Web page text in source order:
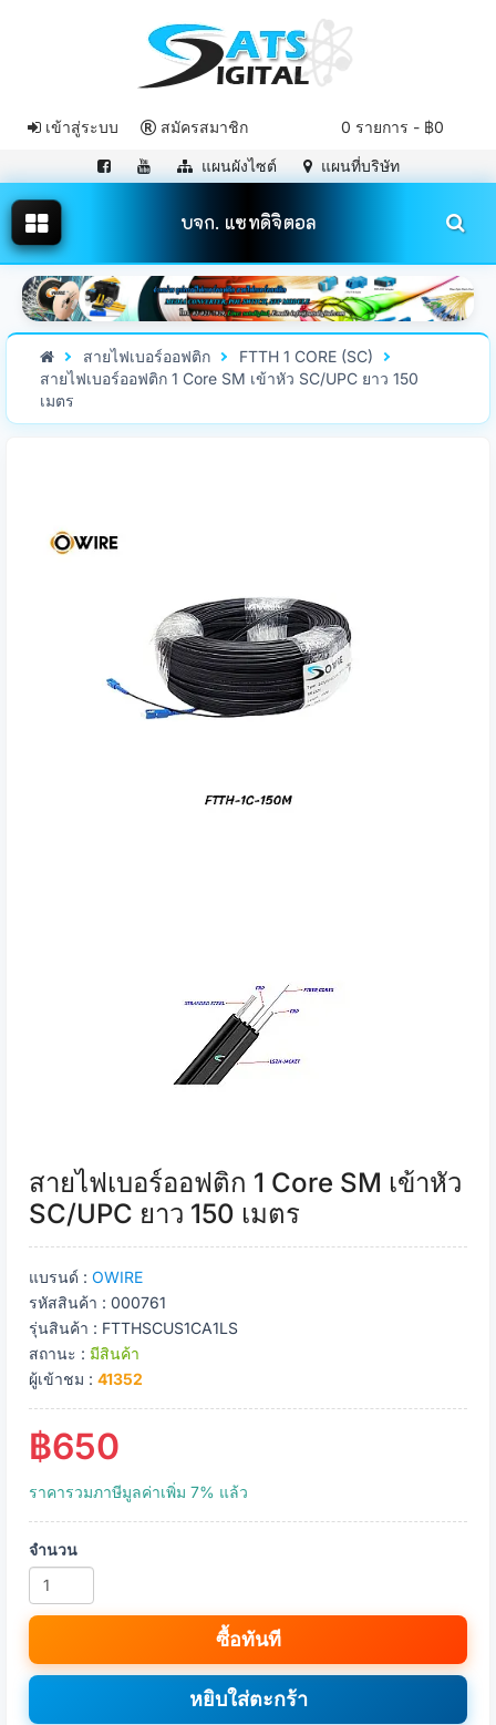
0 รายการ - ฿0
เข้าสู่ระบบ สมัครสมาชิก
แผนผังไซต์ แผนที่บริษัท
บจก. แซทดิจิตอล
สายไฟเบอร์ออฟติก
FTTH 1 CORE (SC)
สายไฟเบอร์ออฟติก 1 Core SM เข้าหัว SC/UPC ยาว 150
เมตร
สายไฟเบอร์ออฟติก 1 Core SM เข้าหัว
SC/UPC ยาว 150 เมตร
แบรนด์ : OWIRE
รหัสสินค้า : 000761
รุ่นสินค้า : FTTHSCUS1CA1LS
สถานะ : มีสินค้า
ผู้เข้าชม : 41352
฿650
ราคารวมภาษีมูลค่าเพิ่ม 7% แล้ว
จำนวน
ซื้อทันที
หยิบใส่ตะกร้า